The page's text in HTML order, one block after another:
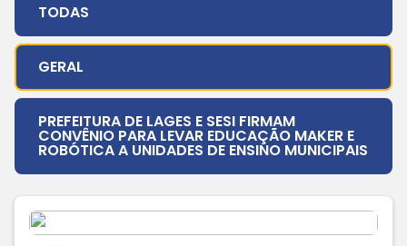
TODAS
GERAL
PREFEITURA DE LAGES E SESI FIRMAM
CONVÊNIO PARA LEVAR EDUCAÇÃO MAKER E
ROBÓTICA A UNIDADES DE ENSINO MUNICIPAIS